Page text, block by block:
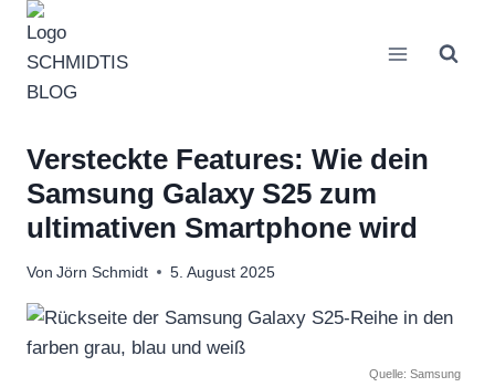
Zum
Inhalt
springen
Versteckte Features: Wie dein
Samsung Galaxy S25 zum
ultimativen Smartphone wird
Von Jörn Schmidt 5. August 2025
Quelle: Samsung